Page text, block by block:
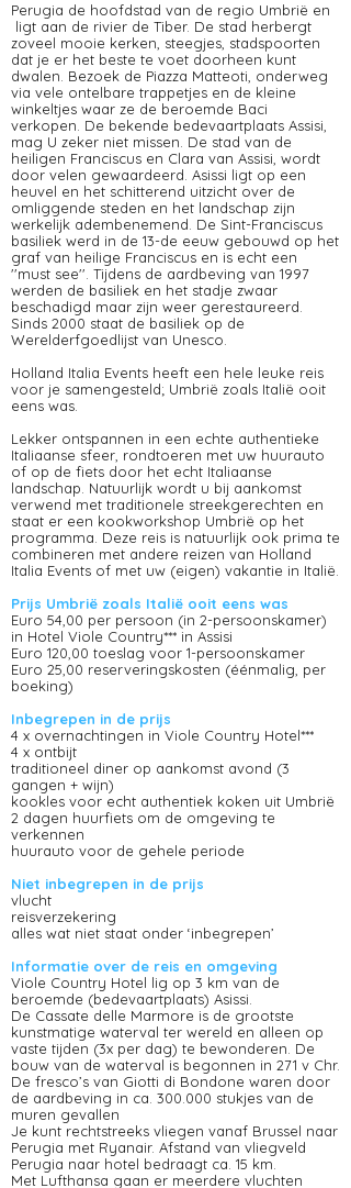
Perugia de hoofdstad van de regio Umbrië en
ligt aan de rivier de Tiber. De stad herbergt
zoveel mooie kerken, steegjes, stadspoorten
dat je er het beste te voet doorheen kunt
dwalen. Bezoek de Piazza Matteoti, onderweg
via vele ontelbare trappetjes en de kleine
winkeltjes waar ze de beroemde Baci
verkopen. De bekende bedevaartplaats Assisi,
mag U zeker niet missen. De stad van de
heiligen Franciscus en Clara van Assisi, wordt
door velen gewaardeerd. Asissi ligt op een
heuvel en het schitterend uitzicht over de
omliggende steden en het landschap zijn
werkelijk adembenemend. De Sint-Franciscus
basiliek werd in de 13-de eeuw gebouwd op het
graf van heilige Franciscus en is echt een
''must see''. Tijdens de aardbeving van 1997
werden de basiliek en het stadje zwaar
beschadigd maar zijn weer gerestaureerd.
Sinds 2000 staat de basiliek op de
Werelderfgoedlijst van Unesco.
Holland Italia Events heeft een hele leuke reis
voor je samengesteld; Umbrië zoals Italië ooit
eens was.
Lekker ontspannen in een echte authentieke
Italiaanse sfeer, rondtoeren met uw huurauto
of op de fiets door het echt Italiaanse
landschap. Natuurlijk wordt u bij aankomst
verwend met traditionele streekgerechten en
staat er een kookworkshop Umbrië op het
programma. Deze reis is natuurlijk ook prima te
combineren met andere reizen van Holland
Italia Events of met uw (eigen) vakantie in Italië.
Prijs Umbrië zoals Italië ooit eens was
Euro 54,00 per persoon (in 2-persoonskamer)
in Hotel Viole Country*** in Assisi
Euro 120,00 toeslag voor 1-persoonskamer
Euro 25,00 reserveringskosten (éénmalig, per
boeking)
Inbegrepen in de prijs
4 x overnachtingen in Viole Country Hotel***
4 x ontbijt
traditioneel diner op aankomst avond (3
gangen + wijn)
kookles voor echt authentiek koken uit Umbrië
2 dagen huurfiets om de omgeving te
verkennen
huurauto voor de gehele periode
Niet inbegrepen in de prijs
vlucht
reisverzekering
alles wat niet staat onder ‘inbegrepen’
Informatie over de reis en omgeving
Viole Country Hotel lig op 3 km van de
beroemde (bedevaartplaats) Asissi.
De Cassate delle Marmore is de grootste
kunstmatige waterval ter wereld en alleen op
vaste tijden (3x per dag) te bewonderen. De
bouw van de waterval is begonnen in 271 v Chr.
De fresco’s van Giotti di Bondone waren door
de aardbeving in ca. 300.000 stukjes van de
muren gevallen
Je kunt rechtstreeks vliegen vanaf Brussel naar
Perugia met Ryanair. Afstand van vliegveld
Perugia naar hotel bedraagt ca. 15 km.
Met Lufthansa gaan er meerdere vluchten